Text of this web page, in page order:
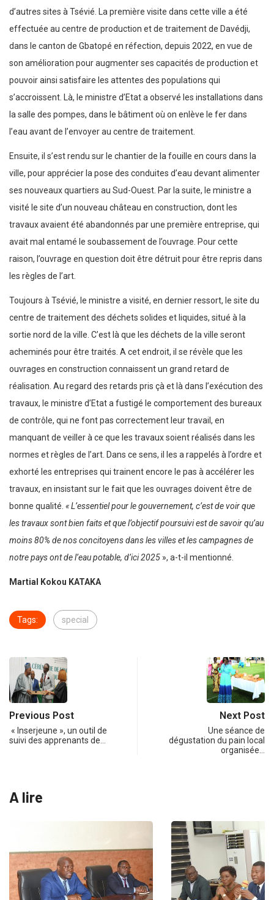
d’autres sites à Tsévié. La première visite dans cette ville a été
effectuée au centre de production et de traitement de Davédji,
dans le canton de Gbatopé en réfection, depuis 2022, en vue de
son amélioration pour augmenter ses capacités de production et
pouvoir ainsi satisfaire les attentes des populations qui
s’accroissent. Là, le ministre d’Etat a observé les installations dans
la salle des pompes, dans le bâtiment où on enlève le fer dans
l’eau avant de l’envoyer au centre de traitement.
Ensuite, il s’est rendu sur le chantier de la fouille en cours dans la
ville, pour apprécier la pose des conduites d’eau devant alimenter
ses nouveaux quartiers au Sud-Ouest. Par la suite, le ministre a
visité le site d’un nouveau château en construction, dont les
travaux avaient été abandonnés par une première entreprise, qui
avait mal entamé le soubassement de l’ouvrage. Pour cette
raison, l’ouvrage en question doit être détruit pour être repris dans
les règles de l’art.
Toujours à Tsévié, le ministre a visité, en dernier ressort, le site du
centre de traitement des déchets solides et liquides, situé à la
sortie nord de la ville. C’est là que les déchets de la ville seront
acheminés pour être traités. A cet endroit, il se révèle que les
ouvrages en construction connaissent un grand retard de
réalisation. Au regard des retards pris çà et là dans l’exécution des
travaux, le ministre d’Etat a fustigé le comportement des bureaux
de contrôle, qui ne font pas correctement leur travail, en
manquant de veiller à ce que les travaux soient réalisés dans les
normes et règles de l’art. Dans ce sens, il les a rappelés à l’ordre et
exhorté les entreprises qui trainent encore le pas à accélérer les
travaux, en insistant sur le fait que les ouvrages doivent être de
bonne qualité. « L’essentiel pour le gouvernement, c’est de voir que
les travaux sont bien faits et que l’objectif poursuivi est de savoir qu’au
moins 80% de nos concitoyens dans les villes et les campagnes de
notre pays ont de l’eau potable, d’ici 2025 », a-t-il mentionné.
Martial Kokou KATAKA
Tags: special
Previous Post
« Inserjeune », un outil de
suivi des apprenants de…
Next Post
Une séance de
dégustation du pain local
organisée…
A lire